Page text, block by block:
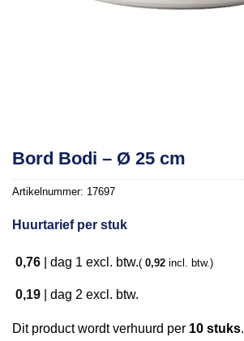
Bord Bodi – Ø 25 cm
Artikelnummer: 17697
Huurtarief per stuk
0,76 dag 1 excl. btw.( 0,92 incl. btw.)
0,19 dag 2 excl. btw.
Dit product wordt verhuurd per 10 stuks.